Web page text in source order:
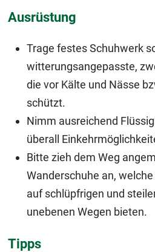
Ausrüstung
Trage festes Schuhwerk
witterungsangepasste,
die vor Kälte und Nässe
schützt.
Nimm ausreichend
überall
Bitte zieh dem Weg
Wanderschuhe an,
auf schlüpfrigen und
unebenen Wegen bieten.
Tipps